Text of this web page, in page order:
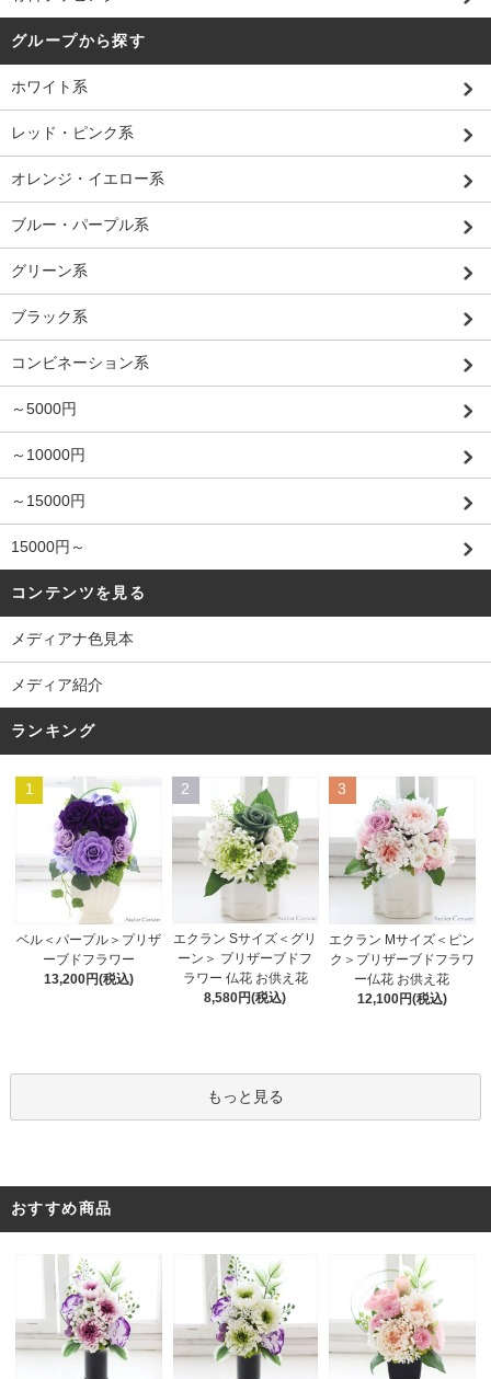
グループから探す
ホワイト系
レッド・ピンク系
オレンジ・イエロー系
ブルー・パープル系
グリーン系
ブラック系
コンビネーション系
～5000円
～10000円
～15000円
15000円～
コンテンツを見る
メディアナ色見本
メディア紹介
ランキング
1
ベル＜パープル＞プリザ
ーブドフラワー
13,200円(税込)
2
エクラン Sサイズ＜グリ
ーン＞ プリザーブドフ
ラワー 仏花 お供え花
8,580円(税込)
3
エクラン Mサイズ＜ピン
ク＞プリザーブドフラワ
ー仏花 お供え花
12,100円(税込)
もっと見る
おすすめ商品